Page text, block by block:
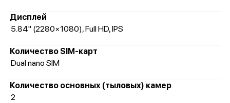
Дисплей
5.84" (2280×1080), Full HD, IPS
Количество SIM-карт
Dual nano SIM
Количество основных (тыловых) камер
2